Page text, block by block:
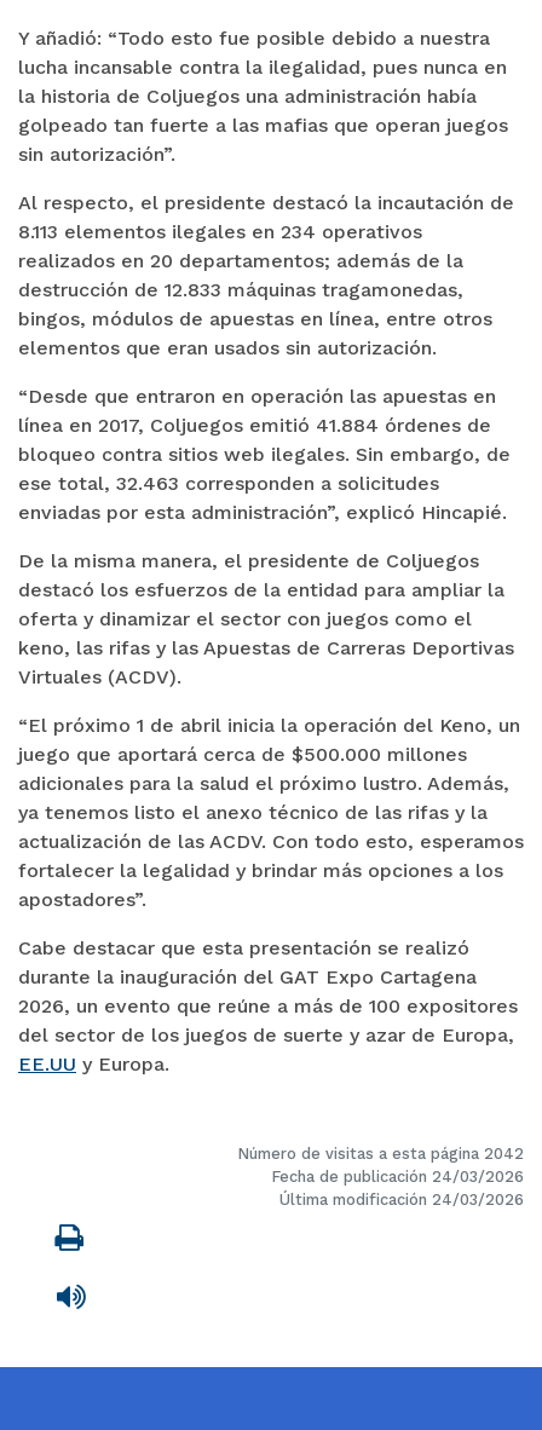
Y añadió: “Todo esto fue posible debido a nuestra
lucha incansable contra la ilegalidad, pues nunca en
la historia de Coljuegos una administración había
golpeado tan fuerte a las mafias que operan juegos
sin autorización”.
Al respecto, el presidente destacó la incautación de
8.113 elementos ilegales en 234 operativos
realizados en 20 departamentos; además de la
destrucción de 12.833 máquinas tragamonedas,
bingos, módulos de apuestas en línea, entre otros
elementos que eran usados sin autorización.
“Desde que entraron en operación las apuestas en
línea en 2017, Coljuegos emitió 41.884 órdenes de
bloqueo contra sitios web ilegales. Sin embargo, de
ese total, 32.463 corresponden a solicitudes
enviadas por esta administración”, explicó Hincapié.
De la misma manera, el presidente de Coljuegos
destacó los esfuerzos de la entidad para ampliar la
oferta y dinamizar el sector con juegos como el
keno, las rifas y las Apuestas de Carreras Deportivas
Virtuales (ACDV).
“El próximo 1 de abril inicia la operación del Keno, un
juego que aportará cerca de $500.000 millones
adicionales para la salud el próximo lustro. Además,
ya tenemos listo el anexo técnico de las rifas y la
actualización de las ACDV. Con todo esto, esperamos
fortalecer la legalidad y brindar más opciones a los
apostadores”.
Cabe destacar que esta presentación se realizó
durante la inauguración del GAT Expo Cartagena
2026, un evento que reúne a más de 100 expositores
del sector de los juegos de suerte y azar de Europa,
EE.UU y Europa.
Número de visitas a esta página 2042
Fecha de publicación 24/03/2026
Última modificación 24/03/2026